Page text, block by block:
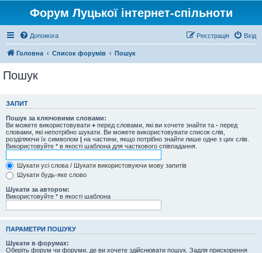
Форум Луцької інтернет-спільноти
Допомога Вхід
Реєстрація
Головна Список форумів Пошук
Пошук
ЗАПИТ
Пошук за ключовими словами:
Ви можете використовувати + перед словами, які ви хочете знайти та - перед
словами, які непотрібно шукати. Ви можете використовувати список слів,
розділяючи їх символом | на частини, якщо потрібно знайти лише одне з цих слів.
Використовуйте * в якості шаблона для часткового співпадання.
Шукати усі слова / Шукати використовуючи мову запитів
Шукати будь-яке слово
Шукати за автором:
Використовуйте * в якості шаблона
ПАРАМЕТРИ ПОШУКУ
Шукати в форумах:
Оберіть форум чи форуми, де ви хочете здійснювати пошук. Задля прискорення